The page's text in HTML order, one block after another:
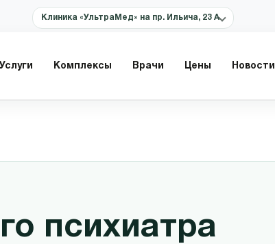
Клиника «УльтраМед» на пр. Ильича, 23 А
Комплексы Врачи Цены Новости
психиатра